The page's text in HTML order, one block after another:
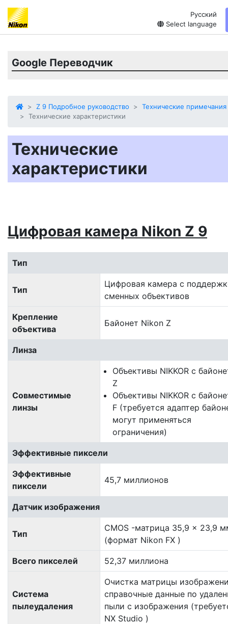
Русский
Select language
Google Переводчик
Z 9 Подробное руководство
Технические примечания
Технические характеристики
Технические
характеристики
Цифровая камера Nikon Z 9
Тип
Тип
Цифровая камера с
сменных объективов
Крепление
объектива
Байонет Nikon Z
Линза
Совместимые
линзы
Объективы NIKKOR с
Z
Объективы NIKKOR с
F (требуется адаптер
могут применяться
ограничения)
Эффективные пиксели
Эффективные
пиксели
45,7 миллионов
Датчик изображения
Тип
CMOS -матрица 35,9 × 23,9
(формат Nikon FX )
Всего пикселей 52,37 миллиона
Система
пылеудаления
Очистка матрицы
справочные данные по
пыли с изображения
NX Studio )